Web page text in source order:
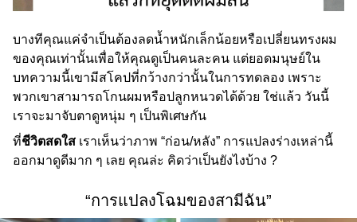
บางทีคุณแค่จำเป็นต้องลดน้ำหนักเล็กน้อยหรือเปลี่ยนทรงผม
ของคุณเท่านั้นเพื่อให้คุณดูเป็นคนละคน แต่ยอดมนุษย์ใน
บทความนี้เขามีสโคปที่กว้างกว่านั้นในการทดลอง เพราะ
พวกเขาสามารถโกนผมหรือปลูกหนวดได้ด้วย ใช่แล้ว วันนี้
เราจะมาจับตาดูหนุ่ม ๆ เป็นพิเศษกัน
ที่ชีวิตสดใส เราเห็นว่าภาพ “ก่อน/หลัง” การแปลงร่างเหล่านี้
ออกมาดูดีมาก ๆ เลย คุณล่ะ คิดว่าเป็นยังไงบ้าง ?
“การแปลงโฉมของสามีฉัน”